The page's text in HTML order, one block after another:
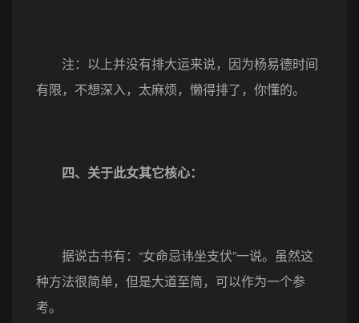
注：以上并没有排大运来说，因为杨易德时间
有限，不想深入，太麻烦，懒得排了，你懂的。
四、关于此女其它核心：
据说古书有：“女命忌讳坐支伏”一说。虽然这
种方法很简单，但是大道至简，可以作为一个参
考。